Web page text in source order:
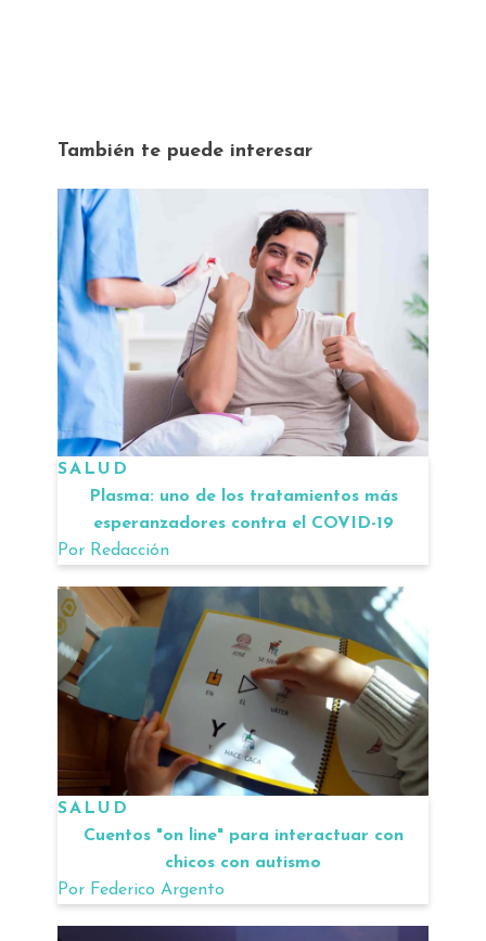
También te puede interesar
SALUD
Plasma: uno de los tratamientos más
esperanzadores contra el COVID-19
Por Redacción
SALUD
Cuentos "on line" para interactuar con
chicos con autismo
Por Federico Argento